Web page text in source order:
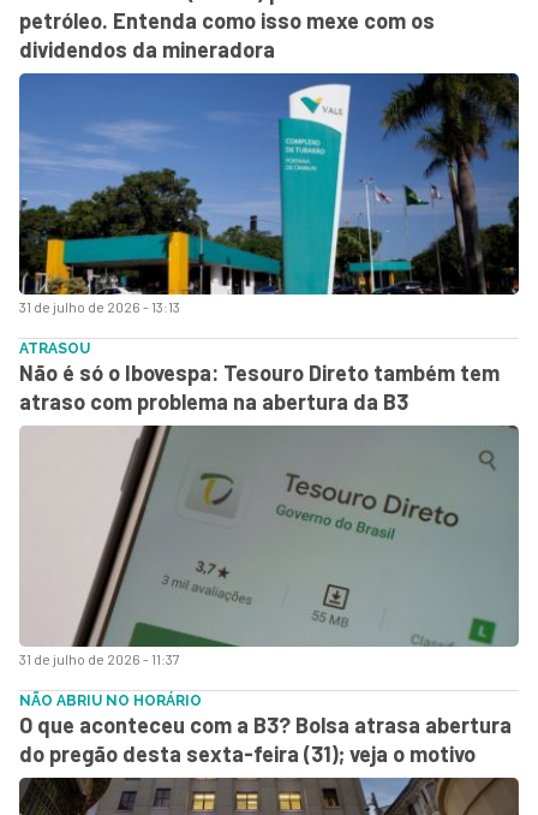
31 de julho de 2026 - 13:13
petróleo. Entenda como isso mexe com os
dividendos da mineradora
31 de julho de 2026 - 11:37
ATRASOU
Não é só o Ibovespa: Tesouro Direto também tem
atraso com problema na abertura da B3
NÃO ABRIU NO HORÁRIO
O que aconteceu com a B3? Bolsa atrasa abertura
do pregão desta sexta-feira (31); veja o motivo